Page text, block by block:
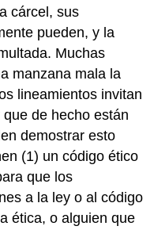
cárcel, sus
pueden, y la
Muchas
manzana mala la
lineamientos invitan
de hecho están
demostrar esto
(1) un código ético
que los
a la ley o al código
ética, o alguien que